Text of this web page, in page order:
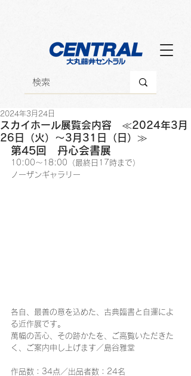
スカイホール展覧会内容 ≪2024年3月
26日（火）～3月31日（日）≫
2024年3月24日
第45回　丹心会書展
10:00～18:00（最終日17時まで）
ノーザンギャラリー
各自、最善の意を込めた、古典臨書と自運によ
る近作展です。
萬幅の苦心、その跡かたを、ご高覧いただきた
く、ご案内申し上げます／島谷雅堂
作品数：34点／出品者数：24名